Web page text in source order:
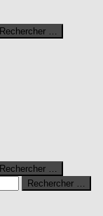
Rechercher …
Rechercher …
Rechercher …